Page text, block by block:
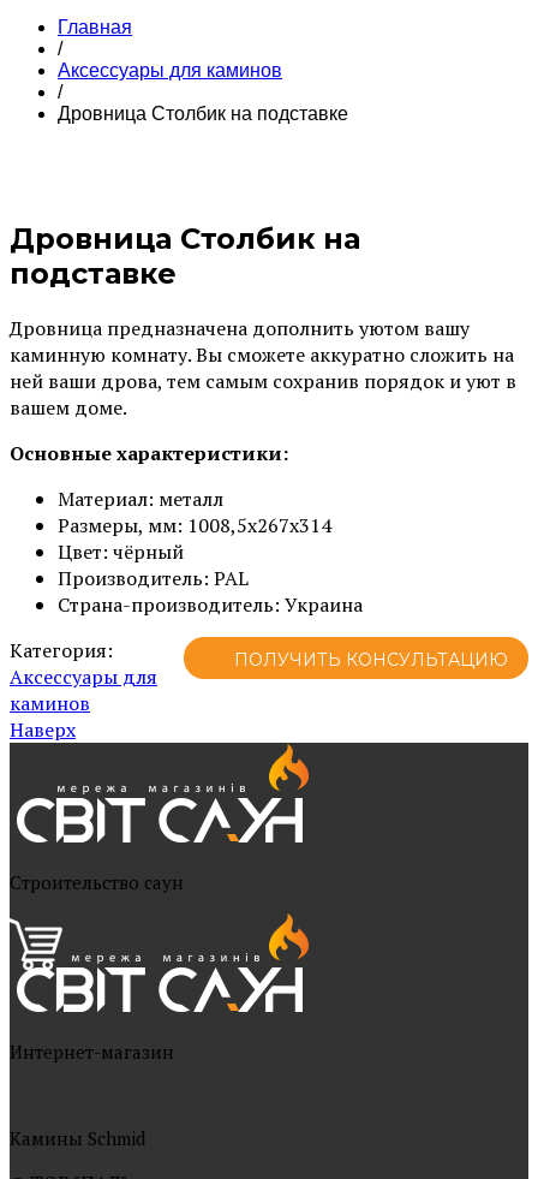
Главная
/
Аксессуары для каминов
/
Дровница Столбик на подставке
Дровница Столбик на
подставке
Дровница предназначена дополнить уютом вашу
каминную комнату. Вы сможете аккуратно сложить на
ней ваши дрова, тем самым сохранив порядок и уют в
вашем доме.
Основные характеристики:
Материал: металл
Размеры, мм: 1008,5х267х314
Цвет: чёрный
Производитель: PAL
Страна-производитель: Украина
ПОЛУЧИТЬ КОНСУЛЬТАЦИЮ
Категория:
Аксессуары для
каминов
Наверх
Cтроительство саун
Интернет-магазин
Камины Schmid